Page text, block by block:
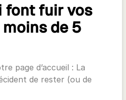
font fuir vos
de 5
page d’accueil : La
de rester (ou de